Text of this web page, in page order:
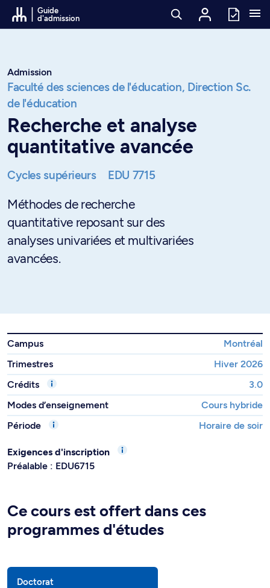
Passer au contenu
Guide
d'admission
Admission
Faculté des sciences de l'éducation, Direction Sc.
de l'éducation
Recherche et analyse
quantitative avancée
Cycles supérieurs EDU 7715
Méthodes de recherche
quantitative reposant sur des
analyses univariées et multivariées
avancées.
Campus
Montréal
Trimestres
Hiver 2026
Crédits
3.0
Modes d’enseignement
Cours hybride
Période
Horaire de soir
Exigences d'inscription
Préalable : EDU6715
Ce cours est offert dans ces
programmes d'études
Doctorat